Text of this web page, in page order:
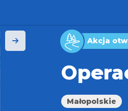
Akcja
Małopolskie
do akcji!
42266 807t